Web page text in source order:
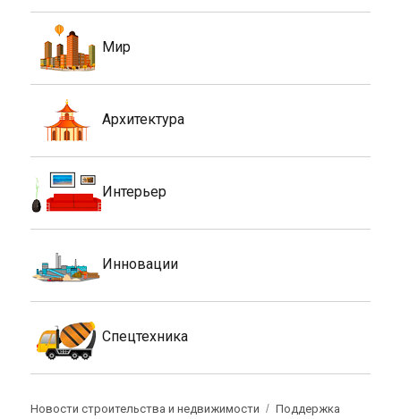
Мир
Архитектура
Интерьер
Инновации
Спецтехника
Новости строительства и недвижимости
Поддержка